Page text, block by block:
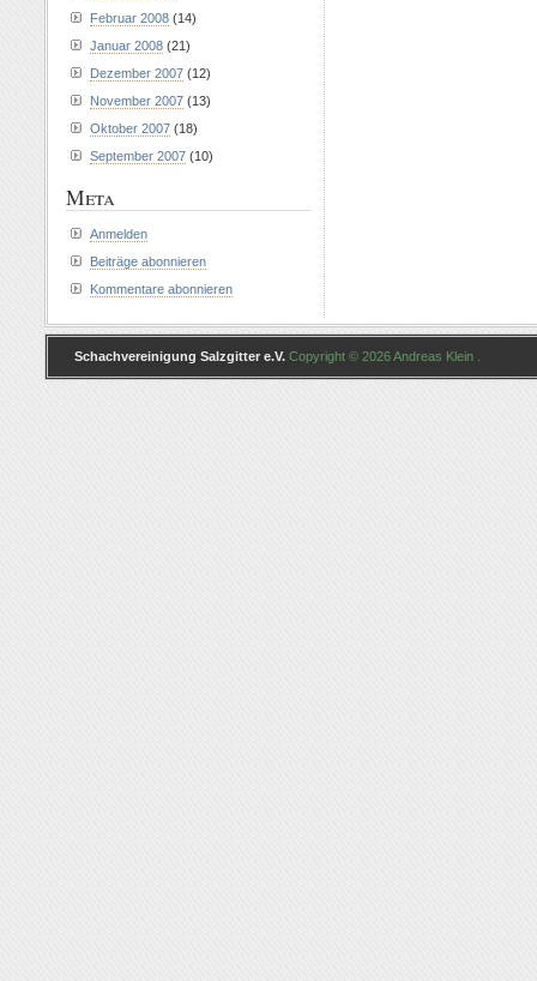
Februar 2008 (14)
Januar 2008 (21)
Dezember 2007 (12)
November 2007 (13)
Oktober 2007 (18)
September 2007 (10)
Meta
Anmelden
Beiträge abonnieren
Kommentare abonnieren
Schachvereinigung Salzgitter e.V. Copyright © 2026 Andreas Klein .